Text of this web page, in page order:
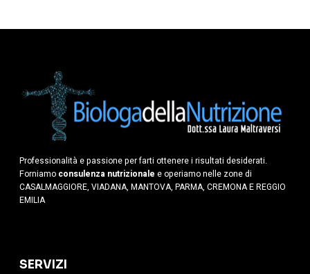
Professionalità e passione per farti ottenere i risultati desiderati.
Forniamo consulenza nutrizionale e operiamo nelle zone di
CASALMAGGIORE, VIADANA, MANTOVA, PARMA, CREMONA E REGGIO
EMILIA
SERVIZI